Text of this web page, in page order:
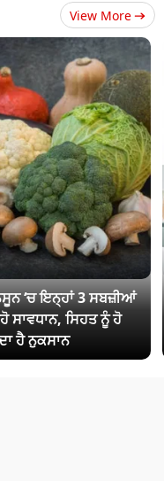
View More
‘ਚ ਇਨ੍ਹਾਂ 3 ਸਬਜ਼ੀਆਂ
ਸਾਵਧਾਨ, ਸਿਹਤ ਨੂੰ ਹੋ
ਹੈ ਨੁਕਸਾਨ